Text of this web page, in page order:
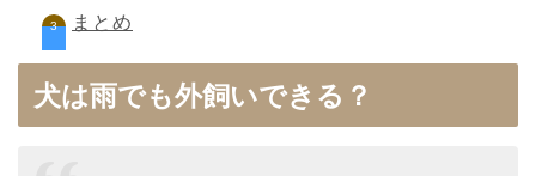
まとめ
犬は雨でも外飼いできる？